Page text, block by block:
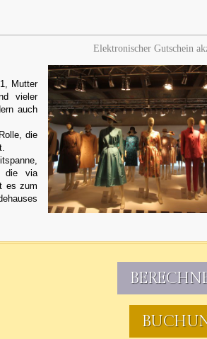
Elektronischer Gutschein
Mutter
vieler
auch
die
die via
es zum